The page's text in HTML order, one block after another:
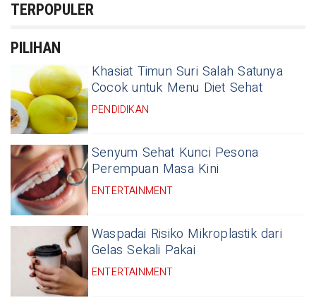
TERPOPULER
PILIHAN
Khasiat Timun Suri Salah Satunya
Cocok untuk Menu Diet Sehat
PENDIDIKAN
Senyum Sehat Kunci Pesona
Perempuan Masa Kini
ENTERTAINMENT
Waspadai Risiko Mikroplastik dari
Gelas Sekali Pakai
ENTERTAINMENT